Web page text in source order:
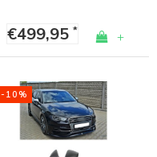
€499,95* +
-10%